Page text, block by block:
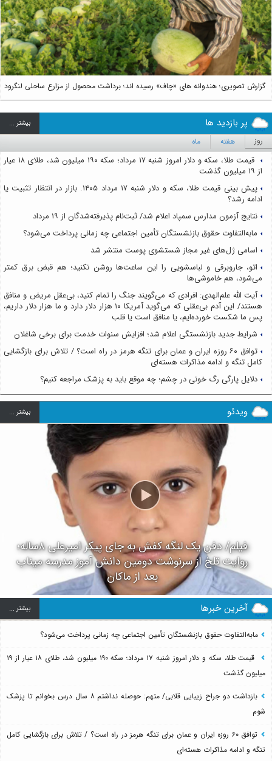
گزارش تصویری؛ هندوانه های «چاف» رسیده اند؛ برداشت محصول از مزارع ساحلی لنگرود
Next
پر بازدید ها بيشتر ...
روز هفته ماه
قیمت طلا، سکه و دلار امروز شنبه ۱۷ مرداد؛ سکه ۱۹۰ میلیون شد، طلای ۱۸ عیار
از ۱۹ میلیون گذشت
پیش بینی قیمت طلا، سکه و دلار شنبه ۱۷ مرداد ۱۴۰۵. بازار در انتظار تثبیت یا
ادامه رشد؟
نتایج آزمون مدارس سمپاد اعلام شد/ ثبت‌نام پذیرفته‌شدگان از ۱۹ مرداد
مابه‌التفاوت حقوق بازنشستگان تأمین اجتماعی چه زمانی پرداخت می‌شود؟
اسامی ژل‌های غیر مجاز شستشوی پوست منتشر شد
اتو، جاروبرقی و لباسشویی را این ساعت‌ها روشن نکنید؛ هم قبض برق کمتر
می‌شود، هم خاموشی‌ها
آیت الله علم‌الهدی: افرادی که می‌گویند جنگ را تمام کنید، بی‌عقل مریض و منافق
هستند/ این آدم بی‌عقلی که می‌گوید آمریکا ۱۰ هزار دلار دارد و ما هزار دلار داریم،
پس ما شکست خورده‌ایم، یا منافق است یا قلب
شرایط جدید بازنشستگی اعلام شد؛ افزایش سنوات خدمت برای برخی شاغلان
توافق ۶۰ روزه ایران و عمان برای تنگه هرمز در راه است؟ / تلاش برای بازگشایی
کامل تنگه و ادامه مذاکرات هسته‌ای
دلایل پارگی رگ خونی در چشم؛ چه موقع باید به پزشک مراجعه کنیم؟
ویدئو بيشتر ...
فیلم/ دفن یک لنگه کفش به جای پیکر امیرعلی ۸ساله؛
روایت تلخ از سرنوشت دومین دانش آموز مدرسه میناب
بعد از ماکان
آخرین خبرها بيشتر ...
مابه‌التفاوت حقوق بازنشستگان تأمین اجتماعی چه زمانی پرداخت می‌شود؟
قیمت طلا، سکه و دلار امروز شنبه ۱۷ مرداد؛ سکه ۱۹۰ میلیون شد، طلای ۱۸ عیار از ۱۹
میلیون گذشت
بازداشت دو جراح زیبایی قلابی/ متهم: حوصله نداشتم ۸ سال درس بخوانم تا پزشک
شوم
توافق ۶۰ روزه ایران و عمان برای تنگه هرمز در راه است؟ / تلاش برای بازگشایی کامل
تنگه و ادامه مذاکرات هسته‌ای